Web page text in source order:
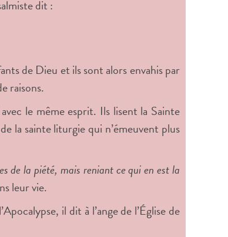
dit :
de Dieu et ils sont alors envahis par
raisons.
le même esprit. Ils lisent la Sainte
la sainte liturgie qui n’émeuvent plus
de la piété, mais reniant ce qui en est la
leur vie.
il dit à l’ange de l’Église de